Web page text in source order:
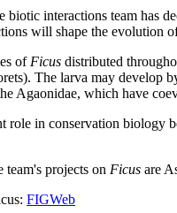
biotic interactions team has
will shape the evolution
of Ficus distributed
The larva may develop
Agaonidae, which have
role in conservation biology
team's projects on Ficus are
FIGWeb